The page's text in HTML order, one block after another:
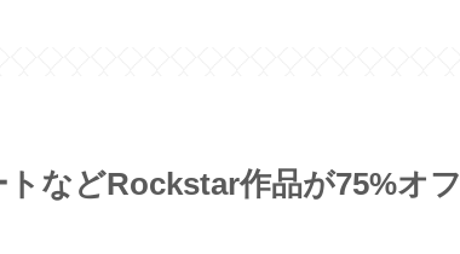
などRockstar作品が75%オフ